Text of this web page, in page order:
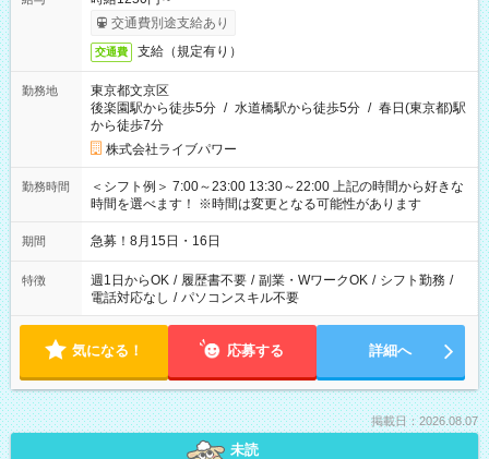
交通費別途支給あり
交通費 支給（規定有り）
勤務地
東京都文京区
後楽園駅から徒歩5分 / 水道橋駅から徒歩5分 / 春日(東京都)駅
から徒歩7分
株式会社ライブパワー
勤務時間
＜シフト例＞ 7:00～23:00 13:30～22:00 上記の時間から好きな
時間を選べます！ ※時間は変更となる可能性があります
期間 急募！8月15日・16日
特徴 週1日からOK / 履歴書不要 / 副業・WワークOK / シフト勤務 /
電話対応なし / パソコンスキル不要
気になる！ 応募する 詳細へ
掲載日：2026.08.07
未読